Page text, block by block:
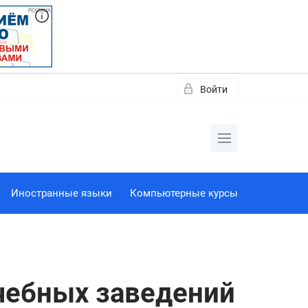
Войти
Иностранные языки Компьютерные курсы
заведений